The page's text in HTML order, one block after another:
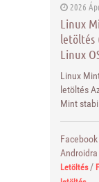
2026
Linux
letöltés
Linux
Linux
letöltés
Mint
Letöltés/